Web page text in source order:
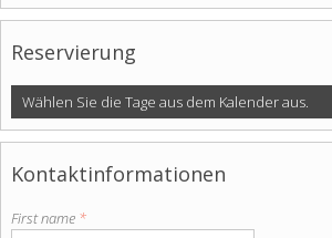
Reservierung
Wählen Sie die Tage aus dem Kalender aus.
Kontaktinformationen
First name *